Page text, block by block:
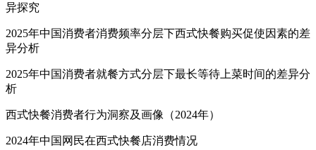
异探究
2025年中国消费者消费频率分层下西式快餐购买促使因素的差
异分析
2025年中国消费者就餐方式分层下最长等待上菜时间的差异分
析
西式快餐消费者行为洞察及画像（2024年）
2024年中国网民在西式快餐店消费情况